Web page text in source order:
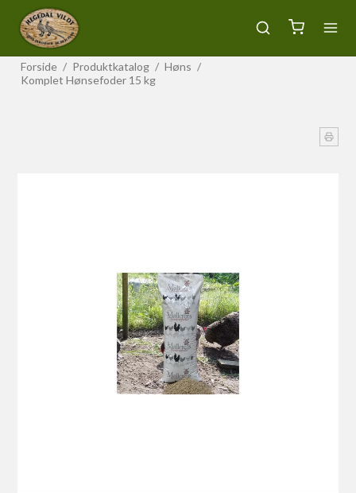
Forside / Produktkatalog / Høns /
Komplet Hønsefoder 15 kg